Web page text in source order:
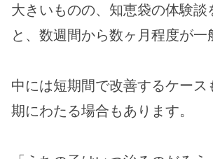
大きいものの、知恵袋の体験談
と、数週間から数ヶ月程度が一
中には短期間で改善するケース
期にわたる場合もあります。